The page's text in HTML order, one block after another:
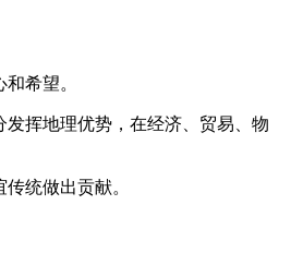
希望。
挥地理优势，在经济、贸易、物
统做出贡献。